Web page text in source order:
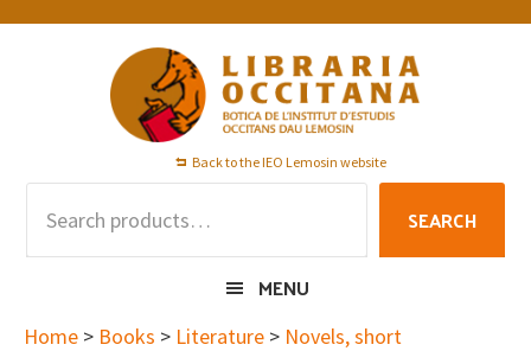
Skip
Skip
Skip
Back to the IEO Lemosin website
SEARCH
MENU
Home > Books > Literature > Novels, short